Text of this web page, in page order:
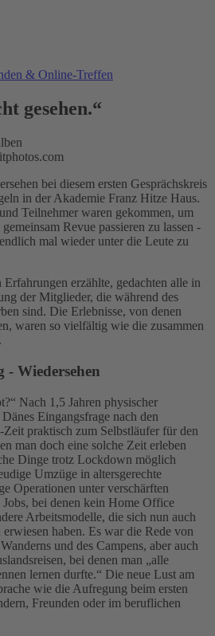
& Online-Treffen
gesehen.“
bei diesem ersten Gesprächskreis
in der Akademie Franz Hitze Haus.
Teilnehmer waren gekommen, um
Revue passieren zu lassen -
mal wieder unter die Leute zu
erzählte, gedachten alle in
der Mitglieder, die während des
sind. Die Erlebnisse, von denen
waren so vielfältig wie die zusammen
Wiedersehen
Nach 1,5 Jahren physischer
Eingangsfrage nach den
praktisch zum Selbstläufer für den
man doch eine solche Zeit erleben
Dinge trotz Lockdown möglich
Umzüge in altersgerechte
Operationen unter verschärften
bei denen kein Home Office
Arbeitsmodelle, die sich nun auch
haben. Es war die Rede von
und des Campens, aber auch
bei denen man „alle
lernen durfte.“ Die neue Lust am
wie die Aufregung beim ersten
Freunden oder im beruflichen